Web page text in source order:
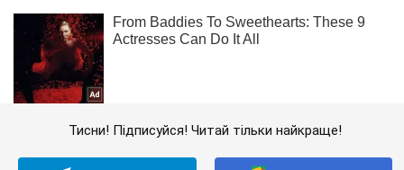
Тисни! Підписуйся! Читай тільки найкраще!